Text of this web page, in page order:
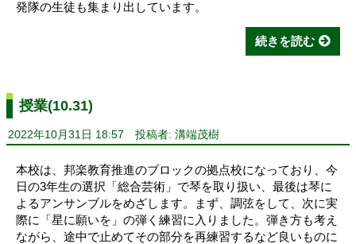
発隊の生徒も集まり出しています。
続きを読む
授業(10.31)
2022年10月31日 18:57 投稿者: 溝端茂樹
本校は、邦楽教育推進のブロックの拠点校になっており、今
日の3年生の選択「総合芸術」で琴を取り扱い、最後は琴に
よるアンサンブルをめざします。まず、調弦をして、次に実
際に「星に願いを」の弾く練習に入りました。弾き方も考え
ながら、途中で止めてその部分を再練習するなど良いものに